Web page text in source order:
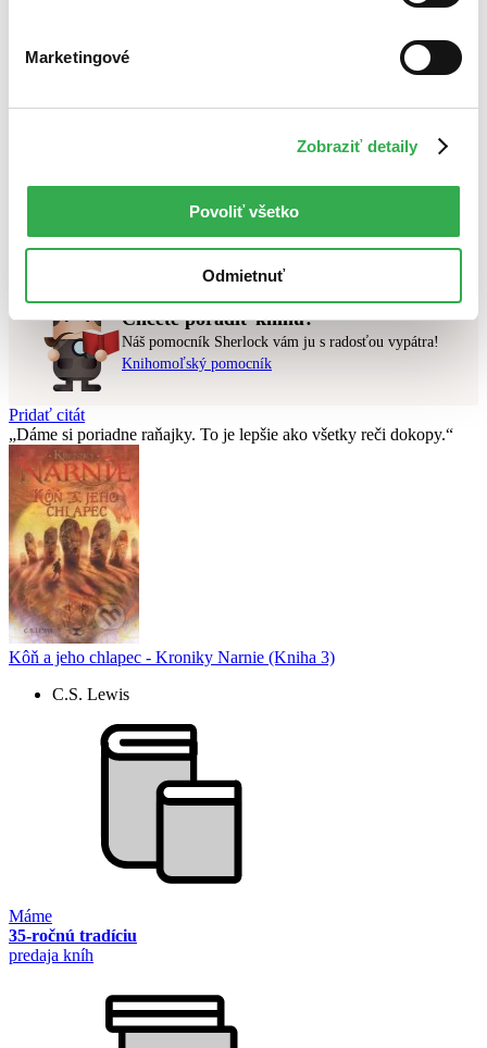
Marketingové
Zobraziť detaily
Povoliť všetko
Odmietnuť
Novinky
Najdrahšie
Najvyššia zľava
Zrušiť filtre
Skúste prosím zmeniť vyhľadávaný výraz.
Chcete poradiť knihu?
Náš pomocník Sherlock vám ju s radosťou vypátra!
Knihomoľský pomocník
Pridať citát
Dáme si poriadne raňajky. To je lepšie ako všetky reči dokopy.
Kôň a jeho chlapec - Kroniky Narnie (Kniha 3)
C.S. Lewis
Máme
35-ročnú tradíciu
predaja kníh